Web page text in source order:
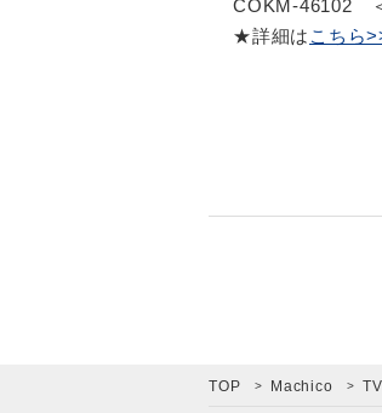
COKM-46102
★詳細は こちら
TOP Machico